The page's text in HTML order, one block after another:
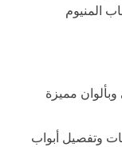
المنيوم
مميزة
وتفصيل أبواب